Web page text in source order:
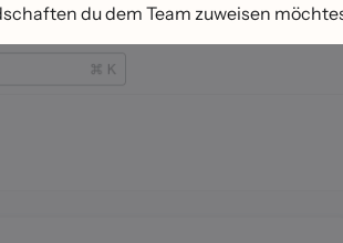
du dem Team zuweisen